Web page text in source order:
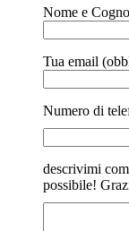
Nome e
Tua email
Numero di
descrivimi
possibile!